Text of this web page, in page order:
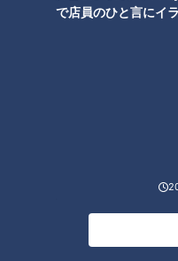
で店員のひと言にイ
たゴム草履の秘話